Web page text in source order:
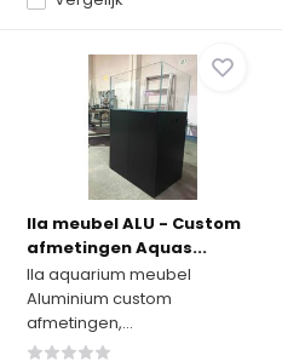
Ila meubel ALU - Custom
afmetingen Aquas...
Ila aquarium meubel
Aluminium custom
afmetingen,...